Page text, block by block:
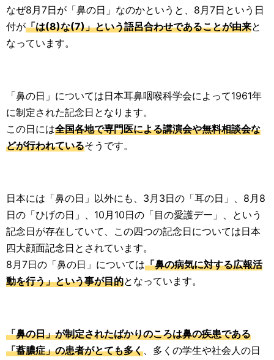
なぜ8月7日が「鼻の日」なのかというと、8月7日という日
付が「は(8)な(7)」という語呂合わせであることが由来と
なっています。
「鼻の日」については日本耳鼻咽喉科学会によって1961年
に制定された記念日となります。
この日には全国各地で専門医による講演会や無料相談会な
どが行われているそうです。
日本には「鼻の日」以外にも、3月3日の「耳の日」、8月8
日の「ひげの日」、10月10日の「目の愛護デー」、という
記念日が存在していて、この四つの記念日については日本
四大顔面記念日とされています。
8月7日の「鼻の日」については「鼻の病気に対する広報活
動を行う」という事が目的となっています。
「鼻の日」が制定されたばかりのころは鼻の疾患である
「蓄膿症」の患者がとても多く、多くの学生や社会人の日